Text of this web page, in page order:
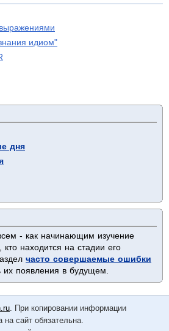
идиом"
дня
- как начинающим изучение
кто находится на стадии его
часто совершаемые ошибки
их появления в будущем.
. При копировании информации
сайт обязательна.